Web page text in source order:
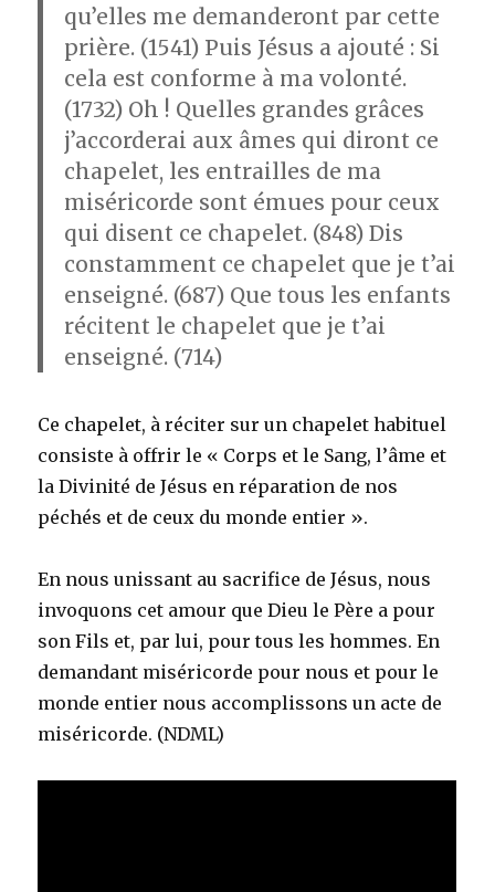
qu’elles me demanderont par cette
prière. (1541) Puis Jésus a ajouté : Si
cela est conforme à ma volonté.
(1732) Oh ! Quelles grandes grâces
j’accorderai aux âmes qui diront ce
chapelet, les entrailles de ma
miséricorde sont émues pour ceux
qui disent ce chapelet. (848) Dis
constamment ce chapelet que je t’ai
enseigné. (687) Que tous les enfants
récitent le chapelet que je t’ai
enseigné. (714)
Ce chapelet, à réciter sur un chapelet habituel
consiste à offrir le « Corps et le Sang, l’âme et
la Divinité de Jésus en réparation de nos
péchés et de ceux du monde entier ».
En nous unissant au sacrifice de Jésus, nous
invoquons cet amour que Dieu le Père a pour
son Fils et, par lui, pour tous les hommes. En
demandant miséricorde pour nous et pour le
monde entier nous accomplissons un acte de
miséricorde. (NDML)